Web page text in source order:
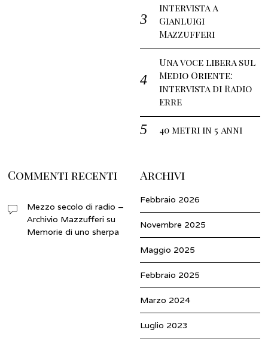
Intervista a
Gianluigi
Mazzufferi
Una voce libera sul
Medio Oriente:
intervista di Radio
Erre
40 metri in 5 anni
Commenti recenti
Mezzo secolo di radio –
Archivio Mazzufferi su
Memorie di uno sherpa
Archivi
Febbraio 2026
Novembre 2025
Maggio 2025
Febbraio 2025
Marzo 2024
Luglio 2023